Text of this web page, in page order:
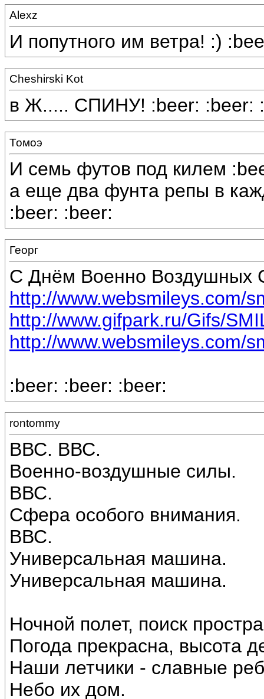
Alexz
И попутного им ветра! :)
Cheshirski Kot
в Ж..... СПИНУ! :beer: :beer:
Томоэ
И семь футов под килем
а еще два фунта репы в
:beer: :beer:
Георг
С Днём Военно Воздушных
http://www.websmileys.com/
http://www.gifpark.ru/Gifs/
http://www.websmileys.com/
:beer: :beer: :beer:
rontommy
ВВС. ВВС.
Военно-воздушные силы.
ВВС.
Сфера особого внимания.
ВВС.
Универсальная машина.
Универсальная машина.
Ночной полет, поиск
Погода прекрасна, высота
Наши летчики - славные
Небо их дом.